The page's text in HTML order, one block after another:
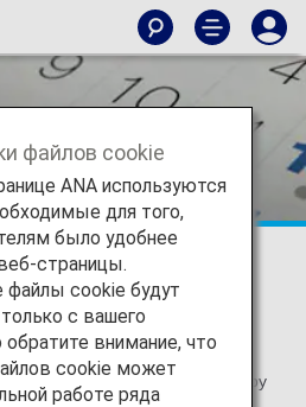
Dates
Dates
accounts are divided into
1 to 4) . The expiration date
which miles can be used vary by
файлов cookie
ANA используются
для того,
было удобнее
страницы.
файлы cookie будут
с вашего
обратите внимание, что
cookie может
работе ряда